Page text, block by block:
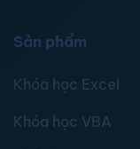
Sản phẩm
Khóa học Excel
Khóa học VBA